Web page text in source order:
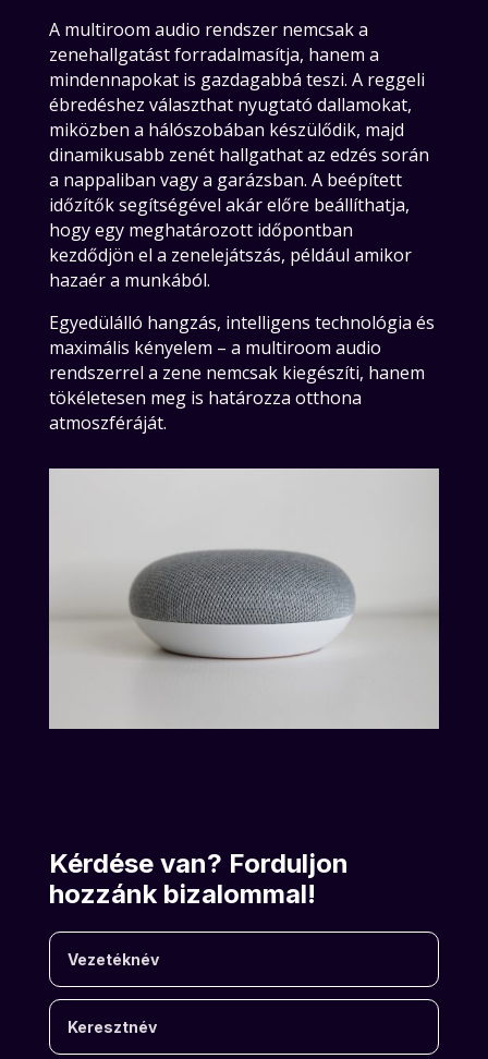
A multiroom audio rendszer nemcsak a
zenehallgatást forradalmasítja, hanem a
mindennapokat is gazdagabbá teszi. A reggeli
ébredéshez választhat nyugtató dallamokat,
miközben a hálószobában készülődik, majd
dinamikusabb zenét hallgathat az edzés során
a nappaliban vagy a garázsban. A beépített
időzítők segítségével akár előre beállíthatja,
hogy egy meghatározott időpontban
kezdődjön el a zenelejátszás, például amikor
hazaér a munkából.
Egyedülálló hangzás, intelligens technológia és
maximális kényelem – a multiroom audio
rendszerrel a zene nemcsak kiegészíti, hanem
tökéletesen meg is határozza otthona
atmoszféráját.
Kérdése van? Forduljon
hozzánk bizalommal!